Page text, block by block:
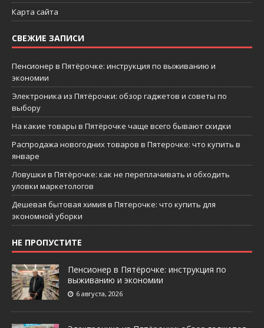
Карта сайта
СВЕЖИЕ ЗАПИСИ
Пенсионер в Пятёрочке: инструкция по выживанию и
экономии
Электроника из Пятёрочки: обзор гаджетов и советы по
выбору
На какие товары в Пятёрочке чаще всего бывают скидки
Распродажа новогодних товаров в Пятерочке: что купить в
январе
Ловушки в Пятёрочке: как не переплачивать и обходить
уловки маркетологов
Дешевая бытовая химия в Пятерочке: что купить для
экономной уборки
НЕ ПРОПУСТИТЕ
Пенсионер в Пятёрочке: инструкция по
выживанию и экономии
6 августа, 2026